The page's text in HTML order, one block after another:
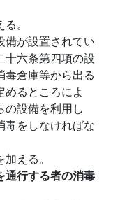
。
備が設置されてい
十六条第四項の設
毒倉庫等から出る
るところによ
の設備を利用し
毒をしなければな
える。
通行する者の消毒